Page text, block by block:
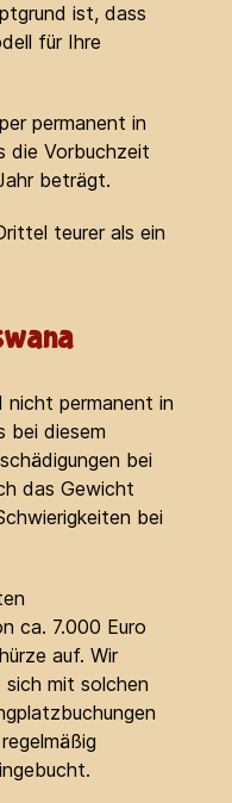
ist, dass
für Ihre
permanent in
die Vorbuchzeit
beträgt.
teurer als ein
nicht permanent in
bei diesem
bei
das Gewicht
bei
ca. 7.000 Euro
auf. Wir
sich mit solchen